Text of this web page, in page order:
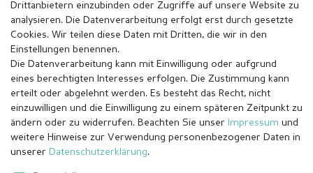
Impressum Daten­schutz­erklärung
Drittanbietern einzubinden oder Zugriffe auf unsere Website zu
analysieren. Die Datenverarbeitung erfolgt erst durch gesetzte
Cookies. Wir teilen diese Daten mit Dritten, die wir in den
Einstellungen benennen.
Die Datenverarbeitung kann mit Einwilligung oder aufgrund
eines berechtigten Interesses erfolgen. Die Zustimmung kann
erteilt oder abgelehnt werden. Es besteht das Recht, nicht
einzuwilligen und die Einwilligung zu einem späteren Zeitpunkt zu
ändern oder zu widerrufen. Beachten Sie unser Impressum und
weitere Hinweise zur Verwendung personenbezogener Daten in
unserer Daten­schutz­erklärung.